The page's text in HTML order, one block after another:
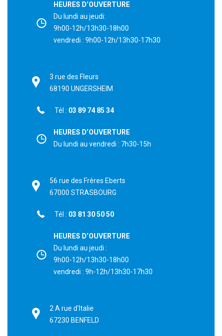
HEURES D’OUVERTURE
Du lundi au jeudi:
9h00-12h/13h30-18h00
vendredi : 9h00-12h/13h30-17h30
3 rue des Fleurs
68190 UNGERSHEIM
Tél : 03 89 74 85 34
HEURES D’OUVERTURE
Du lundi au vendredi : 7h30-15h
56 rue des Frères Eberts
67000 STRASBOURG
Tél : 03 81 30 50 50
HEURES D’OUVERTURE
Du lundi au jeudi :
9h00-12h/13h30-18h00
vendredi : 9h-12h/13h30-17h30
2 A rue d'Italie
67230 BENFELD